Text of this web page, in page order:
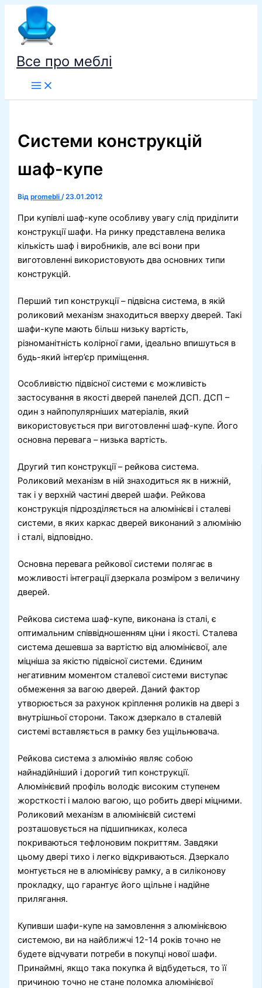
Перейти
вмісту
Все про меблі
Системи конструкцій
шаф-купе
Відpromebli/23.01.2012
При купівлі шаф-купе особливу увагу слід приділити
конструкції шафи. На ринку представлена ​​велика
кількість шаф і виробників, але всі вони при
виготовленні використовують два основних типи
конструкцій.
Перший тип конструкції – підвісна система, в якій
роликовий механізм знаходиться вверху дверей. Такі
шафи-купе мають більш низьку вартість,
різноманітність колірної гами, ідеально впишуться в
будь-який інтер’єр приміщення.
Особливістю підвісної системи є можливість
застосування в якості дверей панелей ДСП. ДСП –
один з найпопулярніших матеріалів, який
використовується при виготовленні шаф-купе. Його
основна перевага – низька вартість.
Другий тип конструкції – рейкова система.
Роликовий механізм в ній знаходиться як в нижній,
так і у верхній частині дверей шафи. Рейкова
конструкція підрозділяється на алюмінієві і сталеві
системи, в яких каркас дверей виконаний з алюмінію
і сталі, відповідно.
Основна перевага рейкової системи полягає в
можливості інтеграції дзеркала розміром з величину
дверей.
Рейкова система шаф-купе, виконана із сталі, є
оптимальним співвідношенням ціни і якості. Сталева
система дешевша за вартістю від алюмінієвої, але
міцніша за якістю підвісної системи. Єдиним
негативним моментом сталевої системи виступає
обмеження за вагою дверей. Даний фактор
утворюється за рахунок кріплення роликів на двері з
внутрішньої сторони. Також дзеркало в сталевій
системі вставляється в рамку без ущільнювача.
Рейкова система з алюмінію являє собою
найнадійніший і дорогий тип конструкції.
Алюмінієвий профіль володіє високим ступенем
жорсткості і малою вагою, що робить двері міцними.
Роликовий механізм в алюмінієвій системі
розташовується на підшипниках, колеса
покриваються тефлоновим покриттям. Завдяки
цьому двері тихо і легко відкриваються. Дзеркало
монтується не в алюмінієву рамку, а в силіконову
прокладку, що гарантує його щільне і надійне
прилягання.
Купивши шафи-купе на замовлення з алюмінієвою
системою, ви на найближчі 12-14 років точно не
будете відчувати потреби в покупці нової шафи.
Принаймні, якщо така покупка й відбудеться, то її
причиною точно не стане поломка алюмінієвої